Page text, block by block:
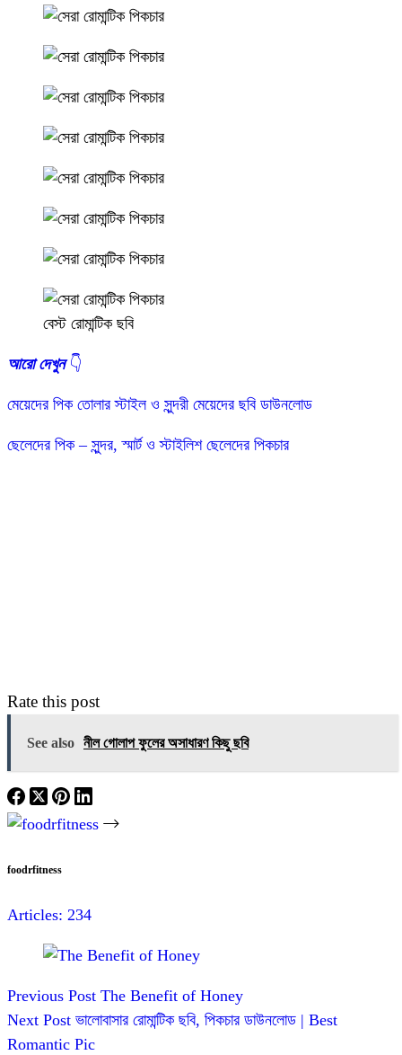
বেস্ট রোমান্টিক ছবি
আরো দেখুন👇
পিকচার
ডাউনলোড
করুন
মেয়েদের পিক তোলার স্টাইল ও সুন্দরী মেয়েদের ছবি ডাউনলোড
ছেলেদের পিক – সুন্দর, স্মার্ট ও স্টাইলিশ ছেলেদের পিকচার
Rate this post
See also নীল গোলাপ ফুলের অসাধারণ কিছু ছবি
foodrfitness
Articles: 234
Previous Post The Benefit of Honey
Next Post ভালোবাসার রোমান্টিক ছবি, পিকচার ডাউনলোড | Best
Romantic Pic